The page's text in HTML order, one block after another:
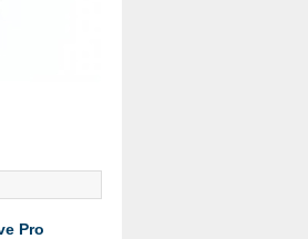
Pro